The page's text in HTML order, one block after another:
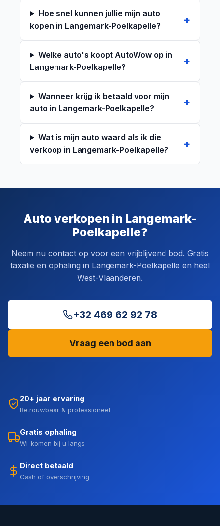
Hoe snel kunnen jullie mijn auto
kopen in Langemark-Poelkapelle?
Welke auto's koopt AutoWow op in
Langemark-Poelkapelle?
Wanneer krijg ik betaald voor mijn
auto in Langemark-Poelkapelle?
Wat is mijn auto waard als ik die
verkoop in Langemark-Poelkapelle?
Auto verkopen in Langemark-
Poelkapelle?
Neem nu contact op voor een vrijblijvend bod. Gratis
taxatie en ophaling in Langemark-Poelkapelle en heel
West-Vlaanderen.
+32 469 62 92 78
Vraag een bod aan
20+ jaar ervaring
Betrouwbaar & professioneel
Gratis ophaling
Wij komen bij u langs
Direct betaald
Cash of overschrijving